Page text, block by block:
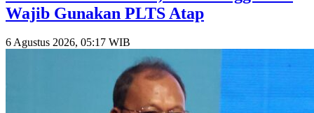
Wajib Gunakan PLTS Atap
6 Agustus 2026, 05:17 WIB